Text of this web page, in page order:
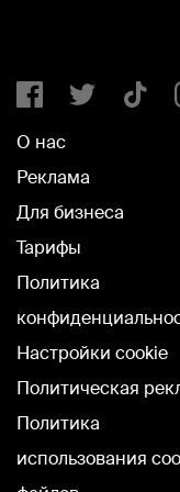
О нас
Реклама
Для бизнеса
Тарифы
Политика
Настройки cookie
Политическая
Политика
использования